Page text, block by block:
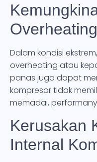
Overheating
Dalam kondisi
overheating atau
panas juga dapat
kompresor tidak
memadai,
Kerusakan
Internal